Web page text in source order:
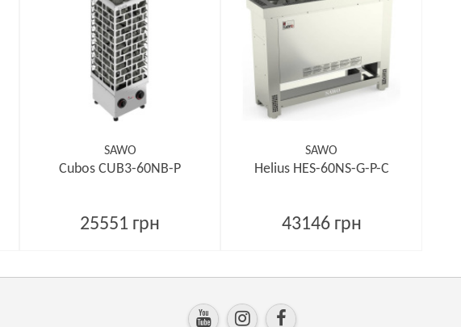
SAWO
Cubos CUB3-60NB-P
25551 грн
SAWO
Helius HES-60NS-G-P-C
43146 грн